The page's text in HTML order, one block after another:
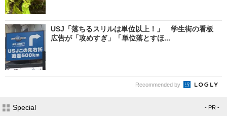
USJ「落ちるスリルは単位以上！」 学生街の看板
広告が「攻めすぎ」「単位落とすほ...
Recommended by
Special - PR -